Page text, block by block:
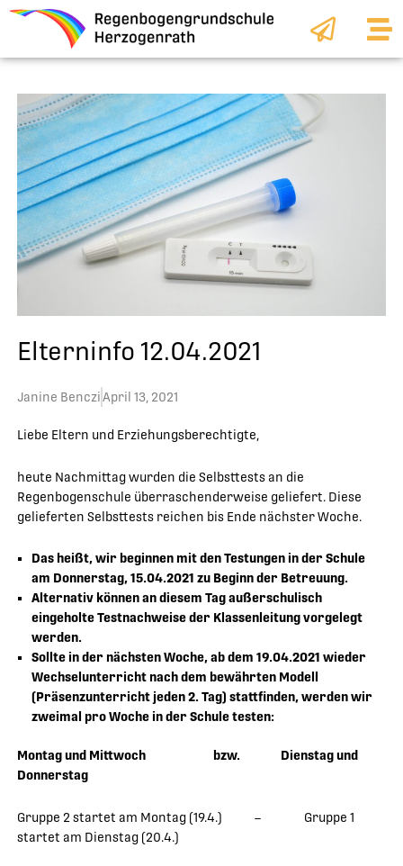
Zum
Elterninfo 12.04.2021
Janine BencziApril 13, 2021
Liebe Eltern und Erziehungsberechtigte,
heute Nachmittag wurden die Selbsttests an die
Regenbogenschule überraschenderweise geliefert. Diese
gelieferten Selbsttests reichen bis Ende nächster Woche.
Das heißt, wir beginnen mit den Testungen in der Schule
am Donnerstag, 15.04.2021 zu Beginn der Betreuung.
Alternativ können an diesem Tag außerschulisch
eingeholte Testnachweise der Klassenleitung vorgelegt
werden.
Sollte in der nächsten Woche, ab dem 19.04.2021 wieder
Wechselunterricht nach dem bewährten Modell
(Präsenzunterricht jeden 2. Tag) stattfinden, werden wir
zweimal pro Woche in der Schule testen:
Montag und Mittwoch bzw. Dienstag und
Donnerstag
Gruppe 2 startet am Montag (19.4.) – Gruppe 1
startet am Dienstag (20.4.)